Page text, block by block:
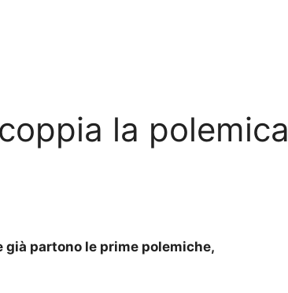
la polemica
già partono le prime polemiche,